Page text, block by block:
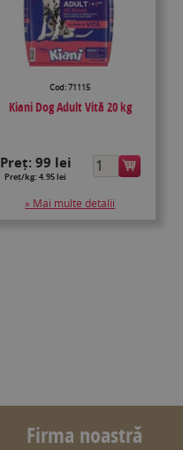
Cod: 71115
Kiani Dog Adult Vită 20 kg
Preț: 99 lei
Preț/kg: 4.95 lei
» Mai multe detalii
Firma noastră